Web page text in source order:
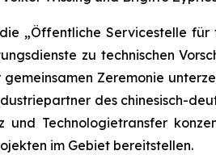
„Öffentliche Servicestelle für
zu technischen
Zeremonie
des chinesisch-
und Technologietransfer
im Gebiet bereitstellen.